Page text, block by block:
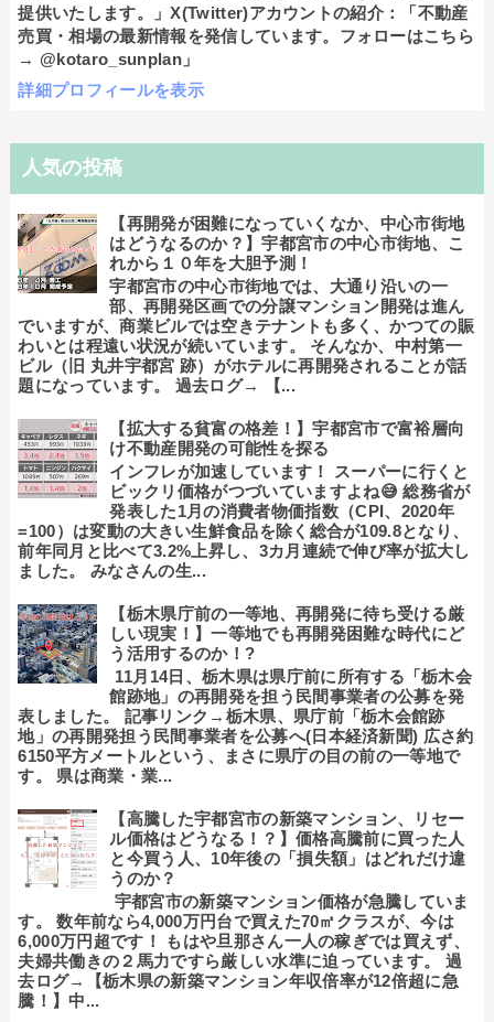
提供いたします。」X(Twitter)アカウントの紹介：「不動産
売買・相場の最新情報を発信しています。フォローはこちら
→ @kotaro_sunplan」
詳細プロフィールを表示
人気の投稿
【再開発が困難になっていくなか、中心市街地
はどうなるのか？】宇都宮市の中心市街地、こ
れから１０年を大胆予測！
宇都宮市の中心市街地では、大通り沿いの一
部、再開発区画での分譲マンション開発は進ん
でいますが、商業ビルでは空きテナントも多く、かつての賑
わいとは程遠い状況が続いています。 そんなか、中村第一
ビル（旧 丸井宇都宮 跡）がホテルに再開発されることが話
題になっています。 過去ログ→ 【...
【拡大する貧富の格差！】宇都宮市で富裕層向
け不動産開発の可能性を探る
インフレが加速しています！ スーパーに行くと
ビックリ価格がつづいていますよね😅 総務省が
発表した1月の消費者物価指数（CPI、2020年
=100）は変動の大きい生鮮食品を除く総合が109.8となり、
前年同月と比べて3.2%上昇し、3カ月連続で伸び率が拡大し
ました。 みなさんの生...
【栃木県庁前の一等地、再開発に待ち受ける厳
しい現実！】一等地でも再開発困難な時代にど
う活用するのか！?
11月14日、栃木県は県庁前に所有する「栃木会
館跡地」の再開発を担う民間事業者の公募を発
表しました。 記事リンク→栃木県、県庁前「栃木会館跡
地」の再開発担う民間事業者を公募へ(日本経済新聞) 広さ約
6150平方メートルという、まさに県庁の目の前の一等地で
す。 県は商業・業...
【高騰した宇都宮市の新築マンション、リセー
ル価格はどうなる！？】価格高騰前に買った人
と今買う人、10年後の「損失額」はどれだけ違
うのか？
宇都宮市の新築マンション価格が急騰していま
す。 数年前なら4,000万円台で買えた70㎡クラスが、今は
6,000万円超です！ もはや旦那さん一人の稼ぎでは買えず、
夫婦共働きの２馬力ですら厳しい水準に迫っています。 過
去ログ→【栃木県の新築マンション年収倍率が12倍超に急
騰！】中...